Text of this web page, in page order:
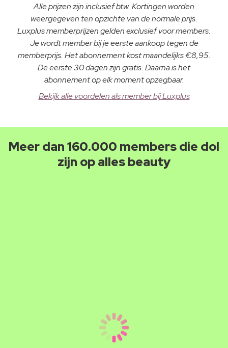
Alle prijzen zijn inclusief btw. Kortingen worden
weergegeven ten opzichte van de normale prijs.
Luxplus memberprijzen gelden exclusief voor members.
Je wordt member bij je eerste aankoop tegen de
memberprijs. Het abonnement kost maandelijks €8,95.
De eerste 30 dagen zijn gratis. Daarna is het
abonnement op elk moment opzegbaar.
Bekijk alle voordelen als member bij Luxplus
Meer dan 160.000 members die dol
zijn op alles beauty